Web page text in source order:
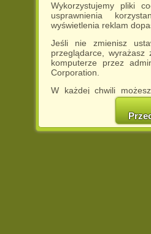
Wykorzystujemy pliki
usprawnienia
wyświetlenia reklam
Jeśli nie zmienisz
przeglądarce,
komputerze przez
Corporation.
W każdej chwili
cookies w swojej
w naszej
http://chomikuj.pl/